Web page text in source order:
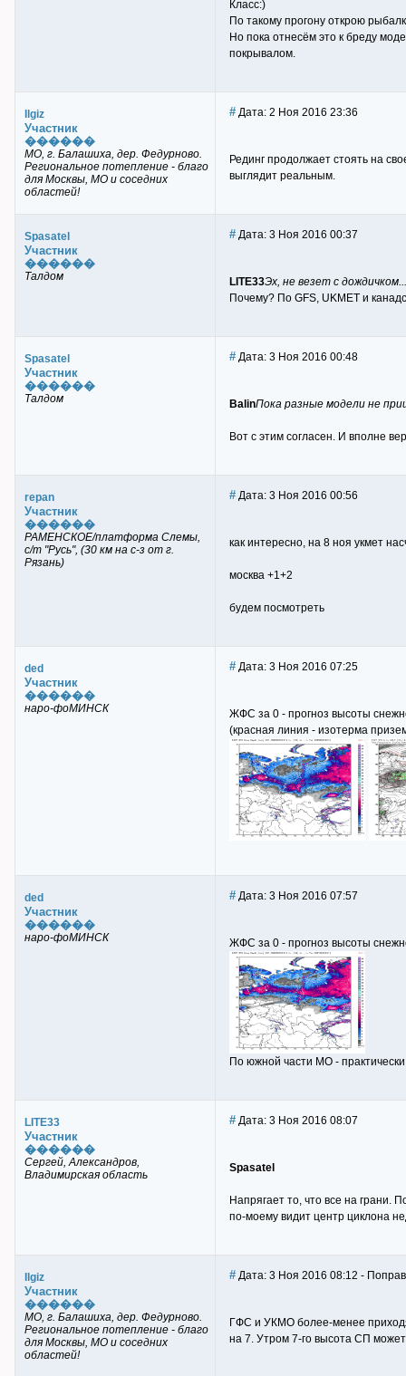
Класс:)
По такому прогону открою
Но пока отнесём это к бреду
покрывалом.
Ilgiz
Участник
������
МО, г. Балашиха, дер. Федурново.
Региональное потепление - благо
для Москвы, МО и соседних
областей!
# Дата: 2 Ноя 2016 23:36
Рединг продолжает стоять на
выглядит реальным.
Spasatel
Участник
������
Талдом
# Дата: 3 Ноя 2016 00:37
LITE33Эх, не везет с дождичком...
Почему? По GFS, UKMET и
Spasatel
Участник
������
Талдом
# Дата: 3 Ноя 2016 00:48
BalinПока разные модели не
Вот с этим согласен. И вполне
repan
Участник
������
РАМЕНСКОЕ/платформа Слемы,
с/т "Русь", (30 км на с-з от г.
Рязань)
# Дата: 3 Ноя 2016 00:56
как интересно, на 8 ноя укмет
москва +1+2
будем посмотреть
ded
Участник
������
наро-фоМИНСК
# Дата: 3 Ноя 2016 07:25
ЖФС за 0 - прогноз высоты
(красная линия - изотерма
ded
Участник
������
наро-фоМИНСК
# Дата: 3 Ноя 2016 07:57
ЖФС за 0 - прогноз высоты
По южной части МО - практически
LITE33
Участник
������
Сергей, Александров,
Владимирская область
# Дата: 3 Ноя 2016 08:07
Spasatel
Напрягает то, что все на грани.
по-моему видит центр циклона
Ilgiz
Участник
������
МО, г. Балашиха, дер. Федурново.
Региональное потепление - благо
для Москвы, МО и соседних
областей!
# Дата: 3 Ноя 2016 08:12 -
ГФС и УКМО более-менее
на 7. Утром 7-го высота СП